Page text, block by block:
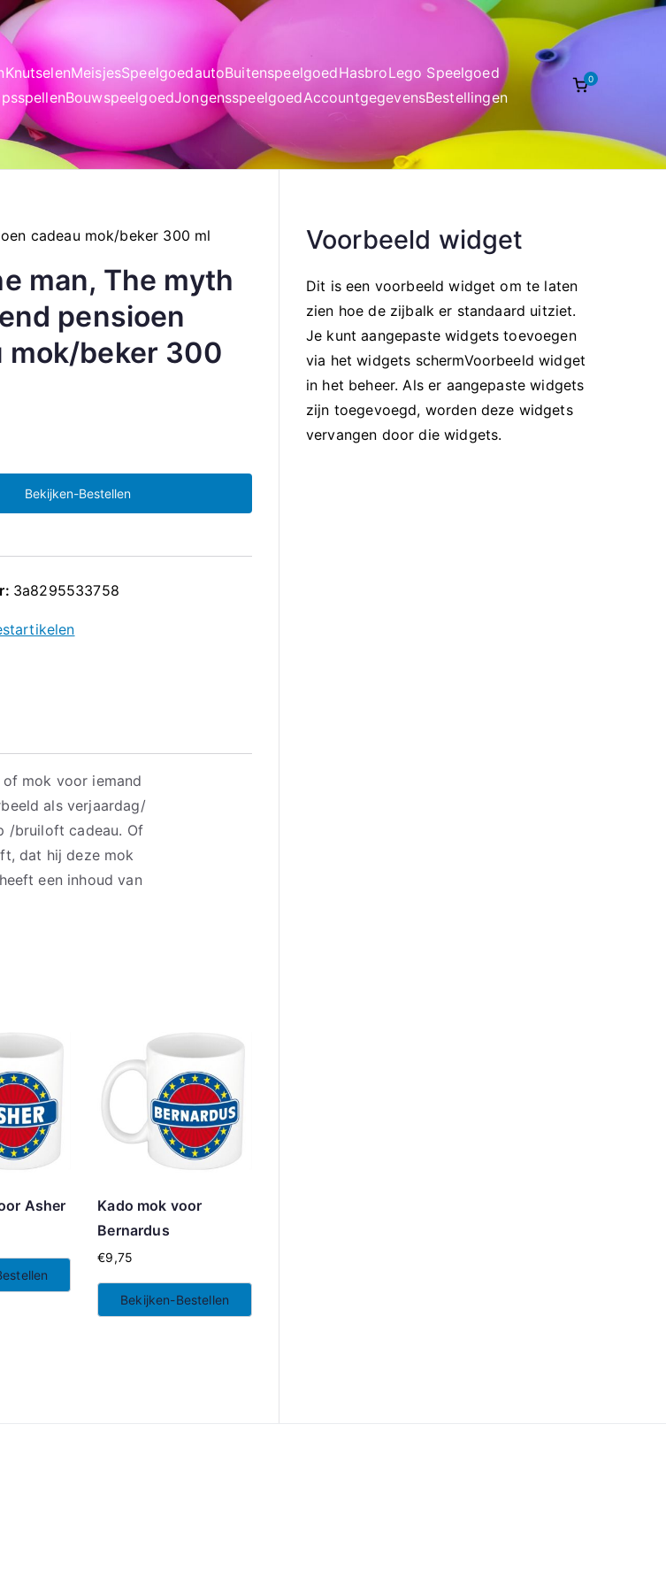
KnutselenMeisjesSpeelgoedautoBuitenspeelgoedHasbroLego Speelgoed
BouwspeelgoedJongensspeelgoedAccountgegevensBestellingen
0
cadeau mok/beker 300 ml
man, The myth
pensioen
mok/beker 300
Bekijken-Bestellen
3a8295533758
mok voor iemand
als verjaardag/
/bruiloft cadeau. Of
dat hij deze mok
een inhoud van
Asher
Kado mok voor
Bernardus
€9,75
Bekijken-Bestellen
Voorbeeld widget
Dit is een voorbeeld widget om te laten
zien hoe de zijbalk er standaard uitziet.
Je kunt aangepaste widgets toevoegen
via het widgets schermVoorbeeld widget
in het beheer. Als er aangepaste widgets
zijn toegevoegd, worden deze widgets
vervangen door die widgets.